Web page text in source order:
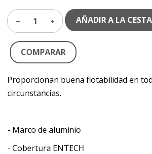
1 AÑADIR A LA CESTA
COMPARAR
Proporcionan buena flotabilidad en
circunstancias.
- Marco de aluminio
- Cobertura ENTECH